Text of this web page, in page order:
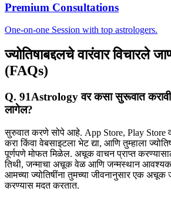
Premium Consultations
One-on-one Session with top astrologers.
ज्योतिषाबद्दलचे वारंवार विचारले
(FAQs)
Q. 91Astrology वर कसा सुरूवात
लागेल?
सुरुवात करणे सोपे आहे. App Store, Play
करा किंवा वेबसाइटला भेट द्या, आणि तुम्हाला
पूर्णपणे मोफत मिळेल. अचूक वाचन प्राप्त
तिथी, जन्माचा अचूक वेळ आणि जन्मस्थान
आमच्या ज्योतिषींना तुमच्या जीवनानुसार एक अचूक
करण्यास मदत करतात.